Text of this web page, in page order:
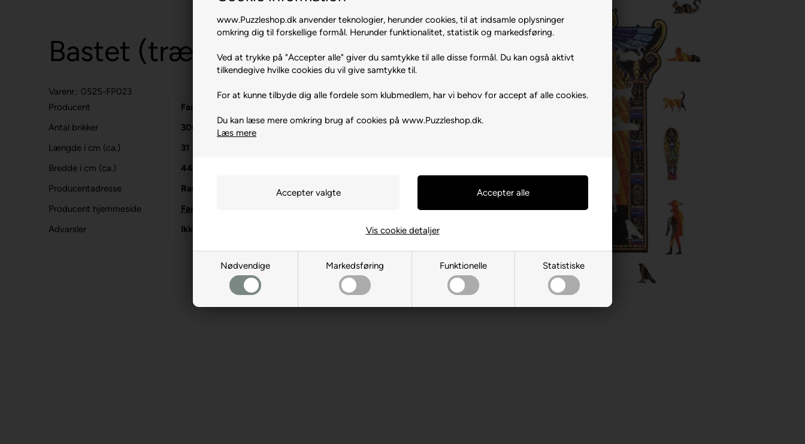
www.Puzzleshop.dk anvender teknologier, herunder cookies, til at indsamle oplysninger
omkring dig til forskellige formål. Herunder funktionalitet, statistik og markedsføring.
Ved at trykke på "Accepter alle" giver du samtykke til alle disse formål. Du kan også aktivt
tilkendegive hvilke cookies du vil give samtykke til.
For at kunne tilbyde dig alle fordele som klubmedlem, har vi behov for accept af alle cookies.
Du kan læse mere omkring brug af cookies på www.Puzzleshop.dk.
Læs mere
Nødvendige Markedsføring Funktionelle Statistiske
Vis cookie detaljer
Bastet (træ).
Varenr.: 0525-FP023
Producent
Fantasy Puzzles
Antal brikker
300 (træbrikker)
Længde i cm (ca.)
31
Bredde i cm (ca.)
44
Producentadresse
Raudondvario pl.86C, LT-47179 Kaunas, Lithuania
Producent hjemmeside
Fantasypuzzles.com
Advarsler
Ikke til børn under 3 år. Indeholder små dele.